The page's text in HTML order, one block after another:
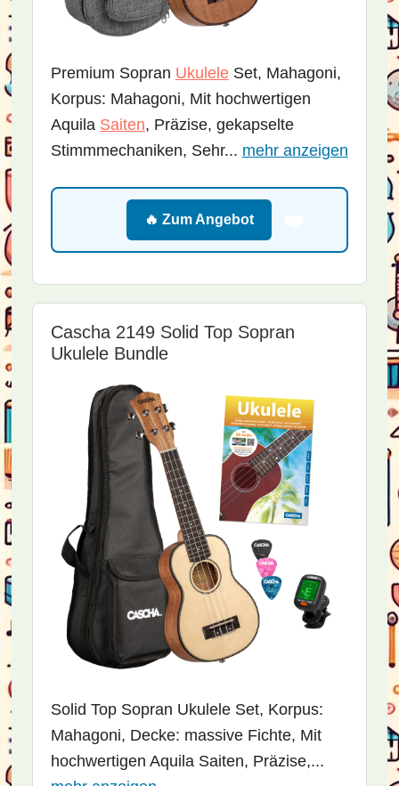
Premium Sopran UkuleleSet, Mahagoni,
Korpus: Mahagoni, Mit hochwertigen
Aquila Saiten, Präzise, gekapselte
Stimmmechaniken, Sehr... mehr anzeigen
🔥 Zum Angebot
Cascha 2149 Solid Top Sopran
Ukulele Bundle
Solid Top Sopran Ukulele Set, Korpus:
Mahagoni, Decke: massive Fichte, Mit
hochwertigen Aquila Saiten, Präzise,...